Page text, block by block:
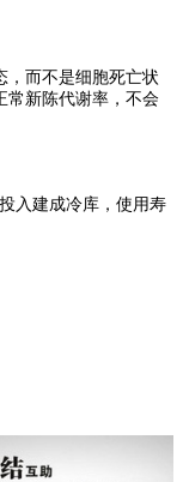
，而不是细胞死亡状
常新陈代谢率，不会
入建成冷库，使用寿